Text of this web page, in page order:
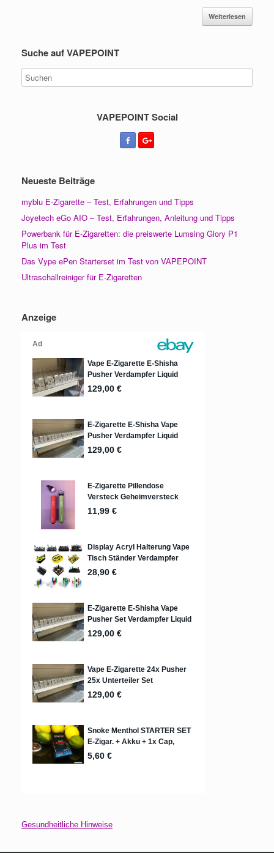
Weiterlesen
Suche auf VAPEPOINT
VAPEPOINT Social
Neueste Beiträge
myblu E-Zigarette – Test, Erfahrungen und Tipps
Joyetech eGo AIO – Test, Erfahrungen, Anleitung und Tipps
Powerbank für E-Zigaretten: die preiswerte Lumsing Glory P1
Plus im Test
Das Vype ePen Starterset im Test von VAPEPOINT
Ultraschallreiniger für E-Zigaretten
Anzeige
Gesundheitliche Hinweise